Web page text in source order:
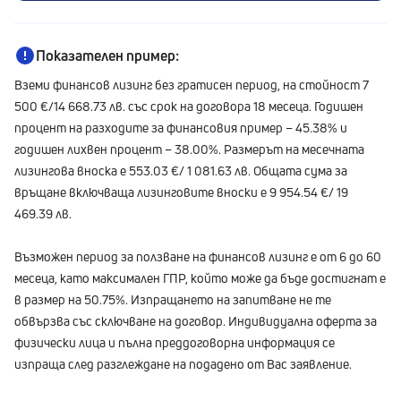
Показателен пример:
Вземи финансов лизинг без гратисен период, на стойност 7
500 €/14 668.73 лв. със срок на договора 18 месеца. Годишен
процент на разходите за финансовия пример – 45.38% и
годишен лихвен процент – 38.00%. Размерът на месечната
лизингова вноска е 553.03 €/ 1 081.63 лв. Общата сума за
връщане включваща лизинговите вноски е 9 954.54 €/ 19
469.39 лв.
Възможен период за ползване на финансов лизинг е от 6 до 60
месеца, като максимален ГПР, който може да бъде достигнат е
в размер на 50.75%. Изпращането на запитване не те
обвързва със сключване на договор. Индивидуална оферта за
физически лица и пълна преддоговорна информация се
изпраща след разглеждане на подадено от Вас заявление.